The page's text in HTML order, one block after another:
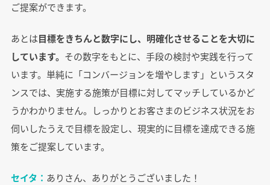
ご提案ができます。
あとは目標をきちんと数字にし、明確化させることを大切に
しています。 その数字をもとに、手段の検討や実践を行って
います。単純に「コンバージョンを増やします」というスタ
ンスでは、実施する施策が目標に対してマッチしているかど
うかわかりません。しっかりとお客さまのビジネス状況をお
伺いしたうえで目標を設定し、現実的に目標を達成できる施
策をご提案しています。
セイタ： ありさん、ありがとうございました！